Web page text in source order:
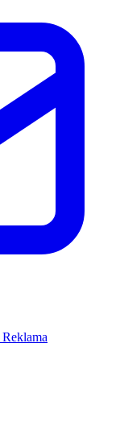
Reklama